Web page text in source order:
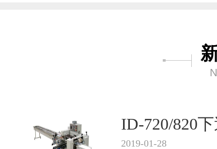
ID-720/820
2019-01-28